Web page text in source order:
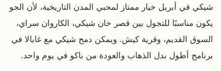
شيكي في أبريل خيار ممتاز لمحبي المدن التاريخية، لأن الجو
يكون مناسبًا للتجول بين قصر خان شيكي، الكاروان سراي،
السوق القديم، وقرية كيش. ويمكن دمج شيكي مع غابالا في
برنامج أطول بدل الذهاب والعودة من باكو في يوم واحد.